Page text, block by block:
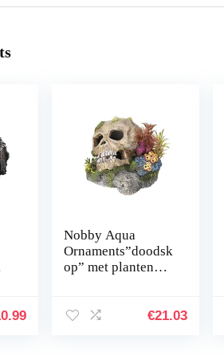
Nobby Aqua
Ornaments”doodsk
op” met planten
€21.03